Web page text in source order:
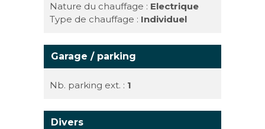
Nature du chauffage : Electrique
Type de chauffage : Individuel
Garage / parking
Nb. parking ext. : 1
Divers